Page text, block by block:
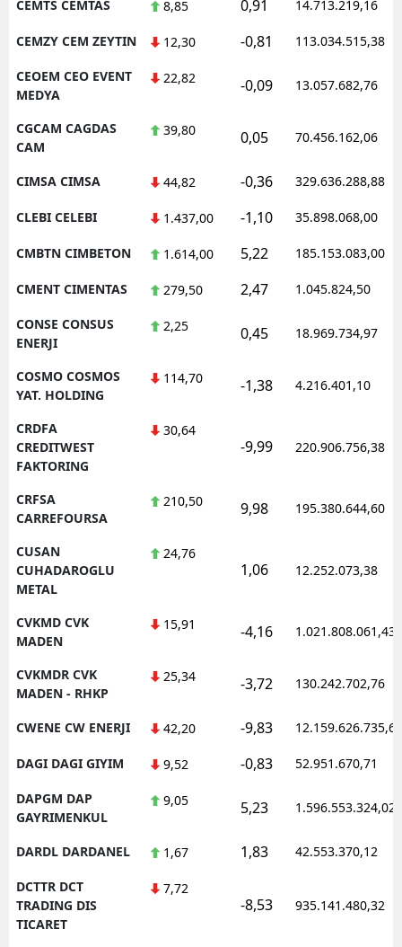
CEMTS CEMTAS 8,85 0,91 14.713.219,16
CEMZY CEM ZEYTIN 12,30 -0,81 113.034.515,38
CEOEM CEO EVENT
MEDYA
22,82 -0,09 13.057.682,76
CGCAM CAGDAS
CAM
39,80 0,05 70.456.162,06
CIMSA CIMSA 44,82 -0,36 329.636.288,88
CLEBI CELEBI 1.437,00 -1,10 35.898.068,00
CMBTN CIMBETON 1.614,00 5,22 185.153.083,00
CMENT CIMENTAS 279,50 2,47 1.045.824,50
CONSE CONSUS
ENERJI
2,25 0,45 18.969.734,97
COSMO COSMOS
YAT. HOLDING
114,70 -1,38 4.216.401,10
CRDFA
CREDITWEST
FAKTORING
30,64
-9,99 220.906.756,38
CRFSA
CARREFOURSA
210,50 9,98 195.380.644,60
CUSAN
CUHADAROGLU
METAL
24,76
1,06 12.252.073,38
CVKMD CVK
MADEN
15,91 -4,16 1.021.808.061,43
CVKMDR CVK
MADEN - RHKP
25,34 -3,72 130.242.702,76
CWENE CW ENERJI 42,20 -9,83 12.159.626.735,62
DAGI DAGI GIYIM 9,52 -0,83 52.951.670,71
DAPGM DAP
GAYRIMENKUL
9,05 5,23 1.596.553.324,02
DARDL DARDANEL 1,67 1,83 42.553.370,12
DCTTR DCT
TRADING DIS
TICARET
7,72
-8,53 935.141.480,32